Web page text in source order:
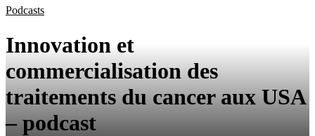
Podcasts
Innovation et
commercialisation des
traitements du cancer aux USA
– podcast